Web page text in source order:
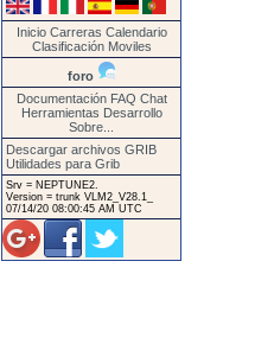
Inicio Carreras Calendario
Clasificación Moviles
foro
Documentación FAQ Chat
Herramientas Desarrollo
Sobre...
Descargar archivos GRIB
Utilidades para Grib
Srv = NEPTUNE2.
Version = trunk VLM2_V28.1_
07/14/20 08:00:45 AM UTC